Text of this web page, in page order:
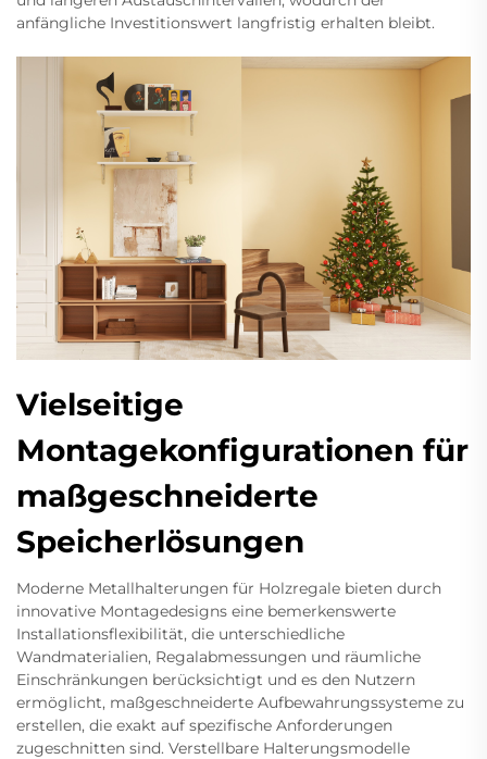
anfängliche Investitionswert langfristig erhalten bleibt.
Vielseitige
Montagekonfigurationen für
maßgeschneiderte
Speicherlösungen
Moderne Metallhalterungen für Holzregale bieten durch
innovative Montagedesigns eine bemerkenswerte
Installationsflexibilität, die unterschiedliche
Wandmaterialien, Regalabmessungen und räumliche
Einschränkungen berücksichtigt und es den Nutzern
ermöglicht, maßgeschneiderte Aufbewahrungssysteme zu
erstellen, die exakt auf spezifische Anforderungen
zugeschnitten sind. Verstellbare Halterungsmodelle